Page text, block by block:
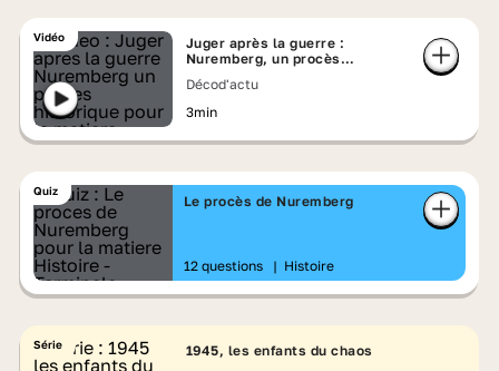
Vidéo
Juger après la guerre :
Nuremberg, un procès
Décod'actu
3min
Quiz
Le procès de Nuremberg
12 questions | Histoire
Série 1945, les enfants du chaos